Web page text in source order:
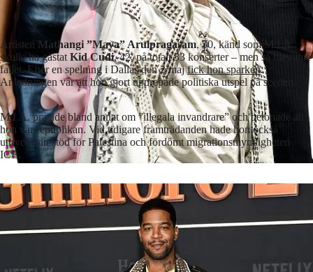
Artisten Mathangi ”Maya” Arulpragasam, 50, känd som M.I.A.,
skulle ha gästat Kid Cudi, 42, på totalt 33 konserter – men så blev inte
fallet. Efter en spelning i Dallas den 2 majfick hon sparken.
Anledningen var att hon gjort upprepade politiska utspel på scenen.
M.I.A. pratade bland annat om ”illegala invandrare” och betonade att
hon var republikan. Vid tidigare framträdanden hade hon också
uttryckt sitt stöd för Palestina och fördömt migrationsmyndigheten
ICE.